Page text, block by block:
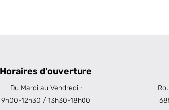
Horaires d’ouverture
Du Mardi au Vendredi :
9h00-12h30 / 13h30-18h00